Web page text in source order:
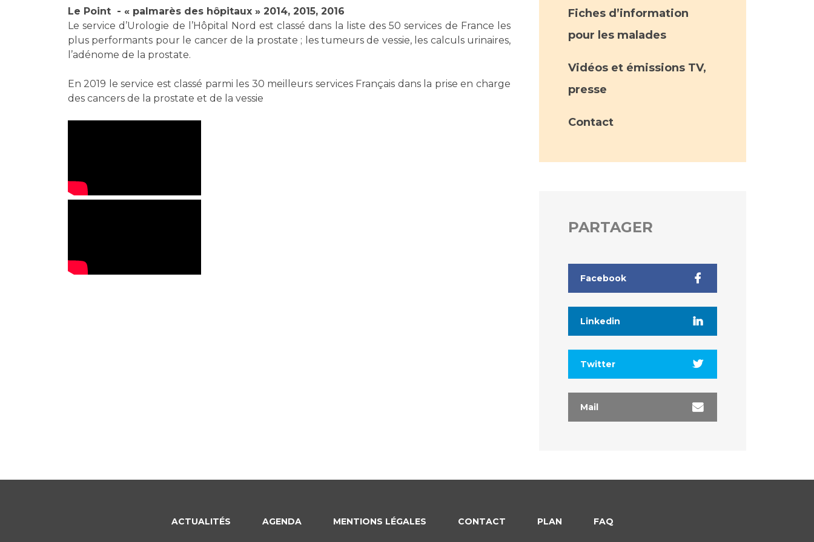
Laïcité et cultes
Les associations
Livret d'accueil
Salon des familles
Vos droits, vos devoirs
Maternité Hôpital Nord
Les structures de recherche
Maladies Rares
Plateforme d'Expertise
Maladies Rares
Le Point - « palmarès des hôpitaux » 2014, 2015, 2016
Le service d’Urologie de l’Hôpital Nord est classé dans la liste des 50 services de France les
plus performants pour le cancer de la prostate ; les tumeurs de vessie, les calculs urinaires,
l’adénome de la prostate.
En 2019 le service est classé parmi les 30 meilleurs services Français dans la prise en charge
des cancers de la prostate et de la vessie
Fiches d’information
pour les malades
Vidéos et émissions TV,
presse
Contact
PARTAGER
Facebook
Linkedin
Twitter
Mail
ACTUALITÉS AGENDA MENTIONS LÉGALES CONTACT PLAN FAQ